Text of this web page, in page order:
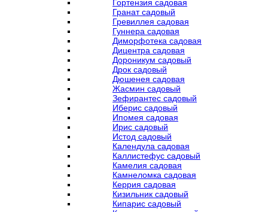
Гортензия садовая
Гранат садовый
Гревиллея садовая
Гуннера садовая
Диморфотека садовая
Дицентра садовая
Дороникум садовый
Дрок садовый
Дюшенея садовая
Жасмин садовый
Зефирантес садовый
Иберис садовый
Ипомея садовая
Ирис садовый
Истод садовый
Календула садовая
Каллистефус садовый
Камелия садовая
Камнеломка садовая
Керрия садовая
Кизильник садовый
Кипарис садовый